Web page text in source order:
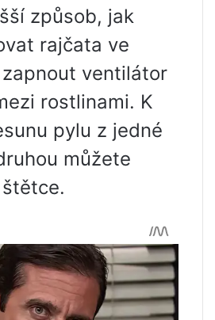
způsob, jak
rajčata ve
ventilátor
rostlinami. K
pylu z jedné
můžete